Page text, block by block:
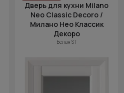
Дверь для кухни Milano
Neo Classic Decoro /
Милано Нео Классик
Декоро
Белая ST